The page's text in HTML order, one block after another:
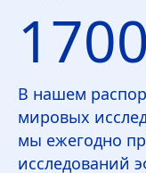
1700
В нашем
мировых
мы ежегодно
исследований